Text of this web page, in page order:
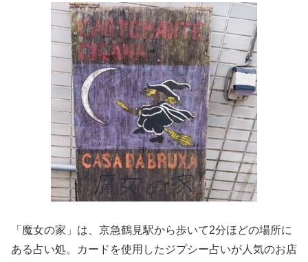
「魔女の家」は、京急鶴見駅から歩いて2分ほどの場所に
ある占い処。カードを使用したジプシー占いが人気のお店